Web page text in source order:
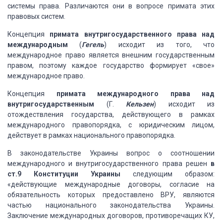
системы права. Различаются они в вопросе примата этих
правовых систем.
Концепция примата внутригосударственного права над
международным (Гегель) исходит из того, что
международное право является внешним государственным
правом, поэтому каждое государство формирует«свое»
международное право.
Концепция примата международного права над
внутригосударственным (Г. Кельзен) исходит из
отождествления государства, действующего в рамках
международного правопорядка, с юридическим лицом,
действуетв рамках национального правопорядка.
В законодательстве Украины вопрос о соотношении
международного и внутригосударственного права решен в
ст.9 Конституции Украины следующим образом:
«действующие международные договоры, согласие на
обязательность которых предоставлено ВРУ, являются
частью национального законодательства Украины.
Заключение международных договоров, противоречащих КУ,